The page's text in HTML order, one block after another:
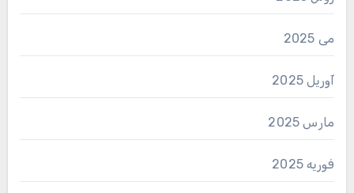
می 2025
آوریل 2025
مارس 2025
فوریه 2025